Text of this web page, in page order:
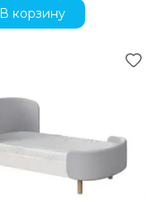
В корзину